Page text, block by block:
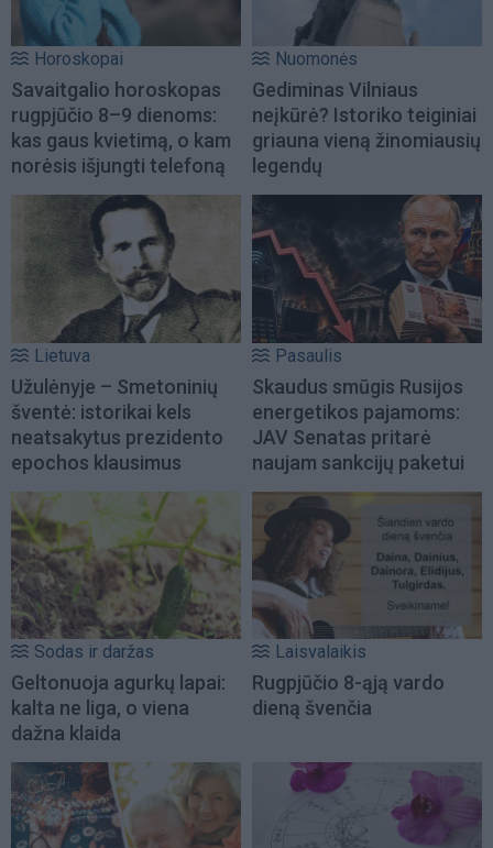
Horoskopai
Savaitgalio horoskopas
rugpjūčio 8–9 dienoms:
kas gaus kvietimą, o kam
norėsis išjungti telefoną
Nuomonės
Gediminas Vilniaus
neįkūrė? Istoriko teiginiai
griauna vieną žinomiausių
legendų
Lietuva
Užulėnyje – Smetoninių
šventė: istorikai kels
neatsakytus prezidento
epochos klausimus
Pasaulis
Skaudus smūgis Rusijos
energetikos pajamoms:
JAV Senatas pritarė
naujam sankcijų paketui
Sodas ir daržas
Geltonuoja agurkų lapai:
kalta ne liga, o viena
dažna klaida
Laisvalaikis
Rugpjūčio 8-ąją vardo
dieną švenčia